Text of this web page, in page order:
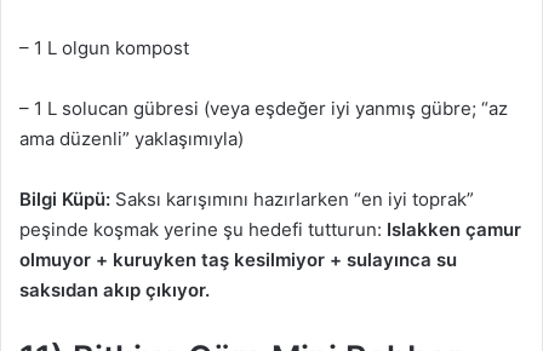
– 1 L olgun kompost
– 1 L solucan gübresi (veya eşdeğer iyi yanmış gübre; “az
ama düzenli” yaklaşımıyla)
Bilgi Küpü: Saksı karışımını hazırlarken “en iyi toprak”
peşinde koşmak yerine şu hedefi tutturun: Islakken çamur
olmuyor + kuruyken taş kesilmiyor + sulayınca su
saksıdan akıp çıkıyor.